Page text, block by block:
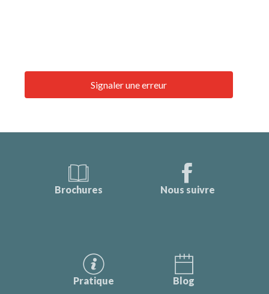
Signaler une erreur
Brochures Nous suivre
Pratique Blog